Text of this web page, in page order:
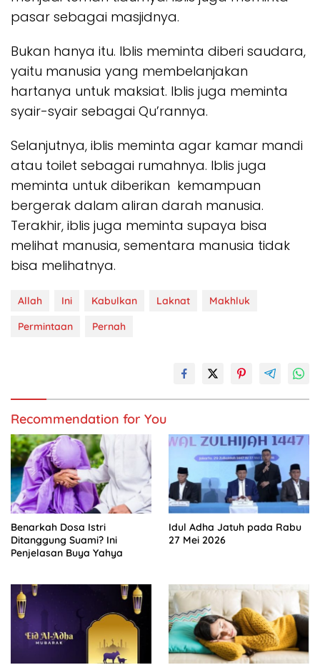
pasar sebagai masjidnya.
Bukan hanya itu. Iblis meminta diberi saudara,
yaitu manusia yang membelanjakan
hartanya untuk maksiat. Iblis juga meminta
syair-syair sebagai Qu’rannya.
Selanjutnya, iblis meminta agar kamar mandi
atau toilet sebagai rumahnya. Iblis juga
meminta untuk diberikan kemampuan
bergerak dalam aliran darah manusia.
Terakhir, iblis juga meminta supaya bisa
melihat manusia, sementara manusia tidak
bisa melihatnya.
Allah Ini Kabulkan Laknat
Makhluk
Permintaan
Pernah
Recommendation for You
Benarkah Dosa Istri
Ditanggung Suami? Ini
Penjelasan Buya Yahya
Idul Adha Jatuh pada Rabu
27 Mei 2026